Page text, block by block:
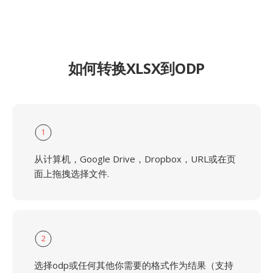
如何转换XLSX到ODP
1
从计算机，Google Drive，Dropbox，URL或在页
面上拖拽选择文件.
2
选择odp或任何其他你需要的格式作为结果（支持